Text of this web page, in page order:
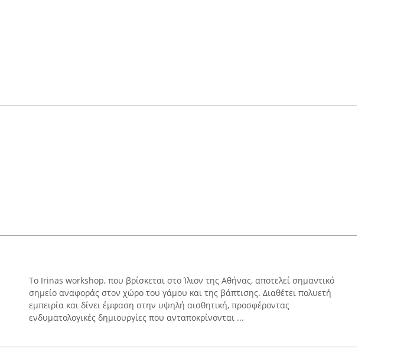
Το Irinas workshop, που βρίσκεται στο Ίλιον της Αθήνας, αποτελεί σημαντικό
σημείο αναφοράς στον χώρο του γάμου και της βάπτισης. Διαθέτει πολυετή
εμπειρία και δίνει έμφαση στην υψηλή αισθητική, προσφέροντας
ενδυματολογικές δημιουργίες που ανταποκρίνονται ...